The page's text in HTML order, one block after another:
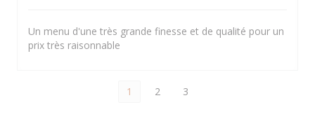
Un menu d'une très grande finesse et de qualité pour un
prix très raisonnable
1 2 3